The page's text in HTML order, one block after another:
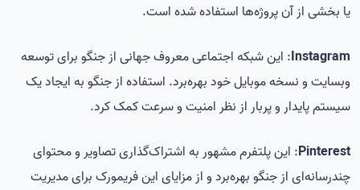
یا بخشی از آن پروژه‌ها استفاده شده است.
Instagram: این شبکه اجتماعی معروف جهانی از جنگو برای توسعه
وبسایت و نسخه موبایل خود بهره‌برد. استفاده از جنگو به ایجاد یک
سیستم پایدار و پربار از نظر امنیت و سرعت کمک کرد.
Pinterest: این پلتفرم مشهور به اشتراک‌گذاری تصاویر و محتوای
چندرسانه‌ای از جنگو بهره‌برد و از مزایای این فریمورک برای مدیریت